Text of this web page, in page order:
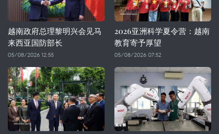
越南政府总理黎明兴会见马
来西亚国防部长
05/08/2026 12:55
2026亚洲科学夏令营：越南
教育寄予厚望
05/08/2026 07:52